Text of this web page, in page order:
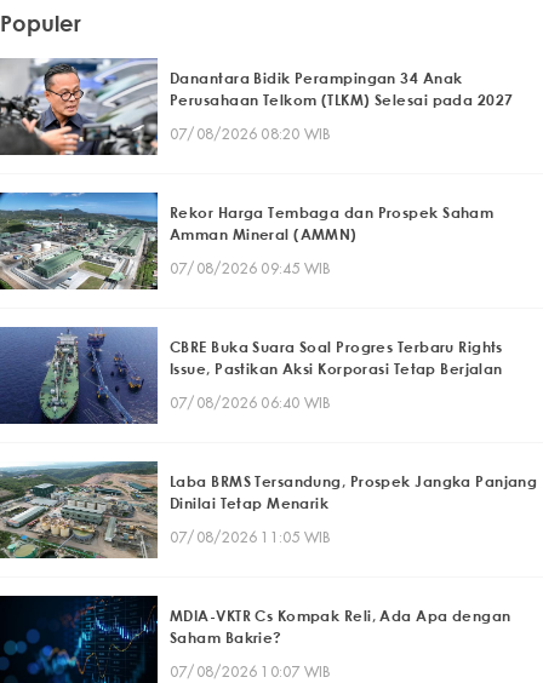
Populer
Danantara Bidik Perampingan 34 Anak
Perusahaan Telkom (TLKM) Selesai pada 2027
07/08/2026 08:20 WIB
Rekor Harga Tembaga dan Prospek Saham
Amman Mineral (AMMN)
07/08/2026 09:45 WIB
CBRE Buka Suara Soal Progres Terbaru Rights
Issue, Pastikan Aksi Korporasi Tetap Berjalan
07/08/2026 06:40 WIB
Laba BRMS Tersandung, Prospek Jangka Panjang
Dinilai Tetap Menarik
07/08/2026 11:05 WIB
MDIA-VKTR Cs Kompak Reli, Ada Apa dengan
Saham Bakrie?
07/08/2026 10:07 WIB